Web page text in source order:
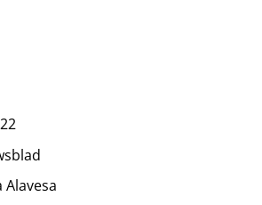
Alavesa